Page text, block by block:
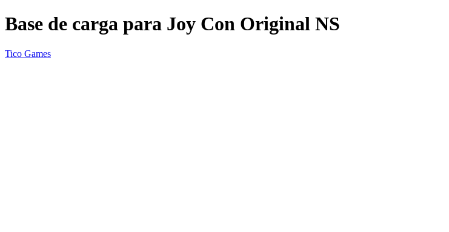
Base de carga para Joy Con Original NS
Tico Games